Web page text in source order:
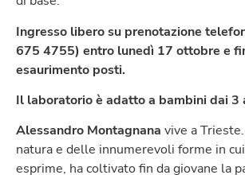
Ingresso libero su prenotazione
675 4755) entro lunedì 17 ottobre e
esaurimento posti.
Il laboratorio è adatto a bambini dai 3
Alessandro Montagnana vive a
natura e delle innumerevoli forme in
esprime, ha coltivato fin da giovane la